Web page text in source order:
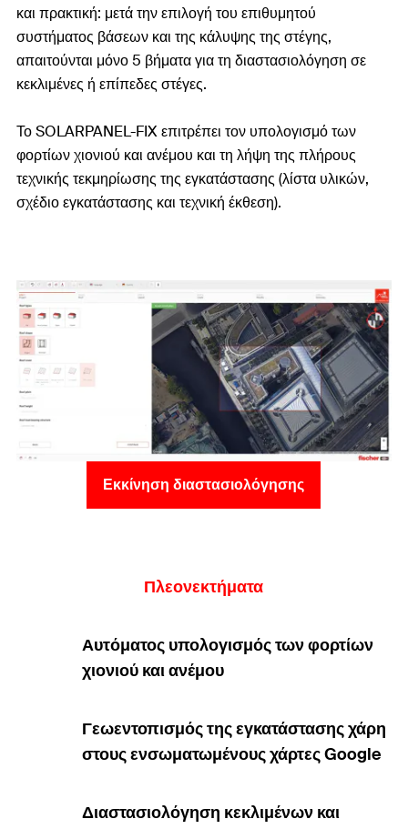
και πρακτική: μετά την επιλογή του επιθυμητού
συστήματος βάσεων και της κάλυψης της στέγης,
απαιτούνται μόνο 5 βήματα για τη διαστασιολόγηση σε
κεκλιμένες ή επίπεδες στέγες.
Το SOLARPANEL-FIX επιτρέπει τον υπολογισμό των
φορτίων χιονιού και ανέμου και τη λήψη της πλήρους
τεχνικής τεκμηρίωσης της εγκατάστασης (λίστα υλικών,
σχέδιο εγκατάστασης και τεχνική έκθεση).
Εκκίνηση διαστασιολόγησης
Πλεονεκτήματα
Αυτόματος υπολογισμός των φορτίων
χιονιού και ανέμου
Γεωεντοπισμός της εγκατάστασης χάρη
στους ενσωματωμένους χάρτες Google
Διαστασιολόγηση κεκλιμένων και